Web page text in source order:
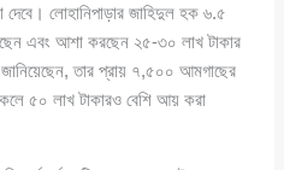
দেবে। লোহানিপাড়ার জাহিদুল হক ৬.৫
এবং আশা করছেন ২৫-৩০ লাখ টাকার
তার প্রায় ৭,৫০০ আমগাছের
৫০ লাখ টাকারও বেশি আয় করা